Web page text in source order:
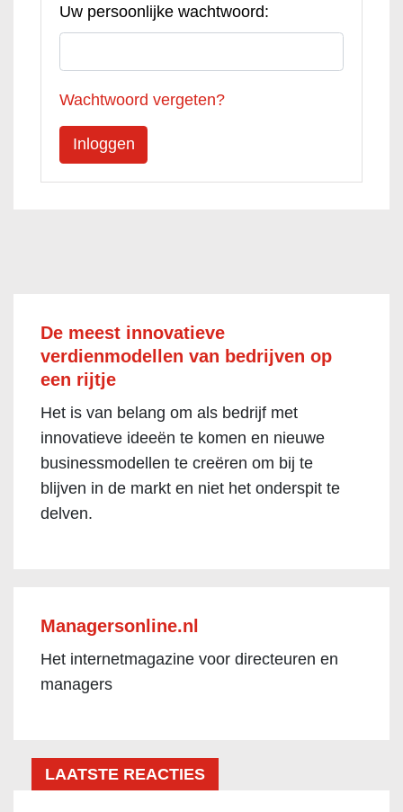
Uw persoonlijke wachtwoord:
Wachtwoord vergeten?
De meest innovatieve
verdienmodellen van bedrijven op
een rijtje
Het is van belang om als bedrijf met
innovatieve ideeën te komen en nieuwe
businessmodellen te creëren om bij te
blijven in de markt en niet het onderspit te
delven.
Managersonline.nl
Het internetmagazine voor directeuren en
managers
LAATSTE REACTIES